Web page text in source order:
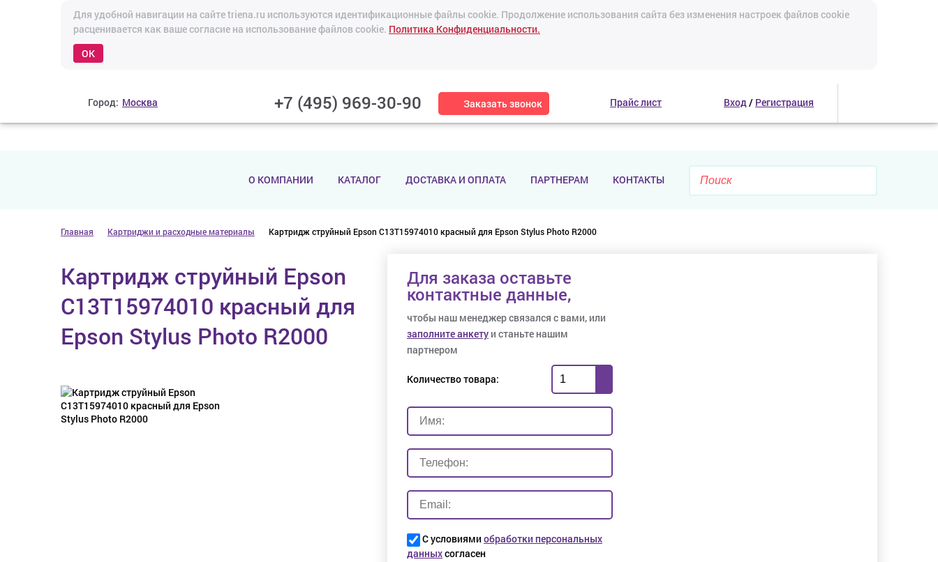
Для удобной навигации на сайте triena.ru используются идентификационные файлы cookie. Продолжение использования сайта без изменения настроек файлов cookie
расценивается как ваше согласие на использование файлов cookie. Политика Конфиденциальности.
OK
Город: Москва +7 (495) 969-30-90 Заказать звонок Прайс лист Вход/ Регистрация
О КОМПАНИИ КАТАЛОГ ДОСТАВКА И ОПЛАТА ПАРТНЕРАМ КОНТАКТЫ
Главная Картриджи и расходные материалы Картридж струйный Epson C13T15974010 красный для Epson Stylus Photo R2000
Картридж струйный Epson
C13T15974010 красный для
Epson Stylus Photo R2000
Для заказа оставьте
контактные данные,
чтобы наш менеджер связался с вами, или
заполните анкету и станьте нашим
партнером
Количество товара:
С условиями обработки персональных
данныхсогласен